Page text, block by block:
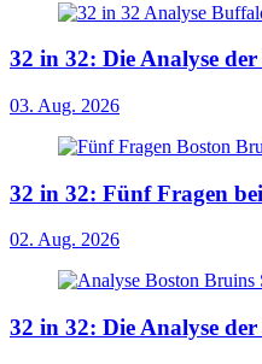
32 in 32: Die Analyse
03. Aug. 2026
32 in 32: Fünf Fragen
02. Aug. 2026
32 in 32: Die Analyse